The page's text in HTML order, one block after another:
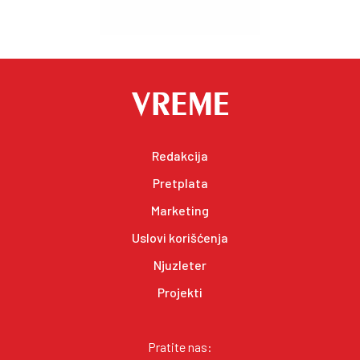
Redakcija
Pretplata
Marketing
Uslovi korišćenja
Njuzleter
Projekti
Pratite nas: